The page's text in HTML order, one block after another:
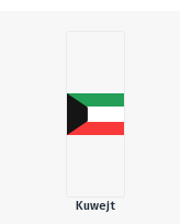
Kuwejt